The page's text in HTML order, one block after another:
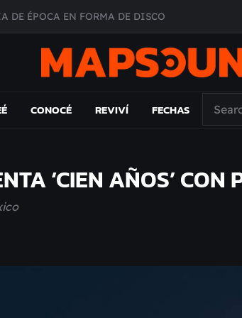
DE ÉPOCA EN FORMA DE DISCO
EL ENSAYO
CONOCÉ REVIVÍ FECHAS
‘CIEN AÑOS’ CON